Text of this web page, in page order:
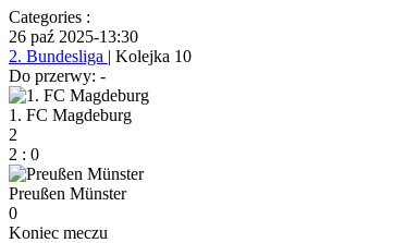
Categories :
26 paź 2025-13:30
2. Bundesliga | Kolejka 10
Do przerwy: -
1. FC Magdeburg
2
2 : 0
Preußen Münster
0
Koniec meczu